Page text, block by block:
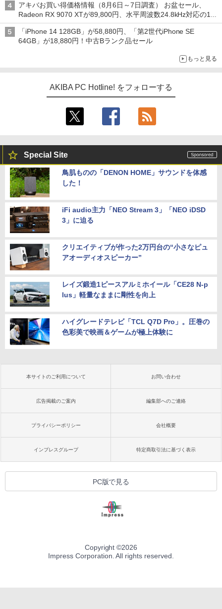
アキバお買い得価格情報（8月6日～7日調査） お盆セール、
Radeon RX 9070 XTが89,800円、水平周波数24.8kHz対応の17
型モニターが9,801円、暑さ指数連動セール ほか
「iPhone 14 128GB」が58,880円、「第2世代iPhone SE
64GB」が18,880円！中古Bランク品セール
もっと見る
AKIBA PC Hotline! をフォローする
Special Site
鳥肌ものの「DENON HOME」サウンドを体感
した！
iFi audio主力「NEO Stream 3」「NEO iDSD
3」に迫る
クリエイティブが作った2万円台の“小さなピュ
アオーディオスピーカー”
レイズ鍛造1ピースアルミホイール「CE28 N-p
lus」軽量なままに剛性を向上
ハイグレードテレビ「TCL Q7D Pro」。圧巻の
色彩美で映画＆ゲームが極上体験に
本サイトのご利用について お問い合わせ
広告掲載のご案内 編集部へのご連絡
プライバシーポリシー 会社概要
インプレスグループ 特定商取引法に基づく表示
PC版で見る
Copyright ©2026
Impress Corporation. All rights reserved.